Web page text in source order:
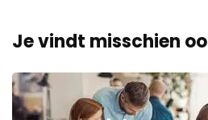
Je vindt misschien